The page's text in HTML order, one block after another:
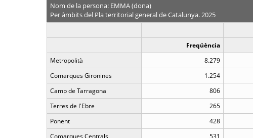
Nom de la persona: EMMA (dona)
Per àmbits del Pla territorial general de Catalunya. 2025
Freqüència
Metropolità
8.279
Comarques Gironines
1.254
Camp de Tarragona
806
Terres de l'Ebre
265
Ponent
428
Comarques Centrals
531